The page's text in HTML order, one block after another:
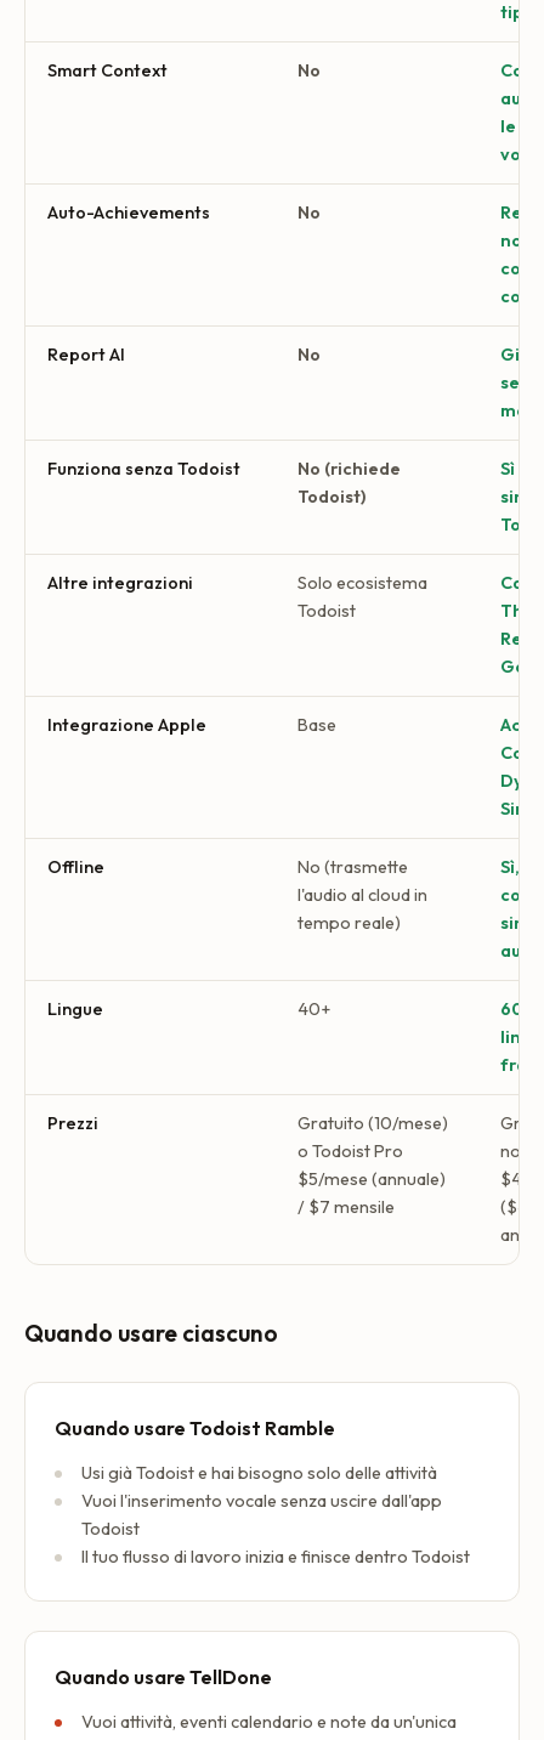
Smart Context No
le
voce
Auto-Achievements No
non
Report AI No
Funziona senza Todoist
No (richiede
Todoist)
Sì
Altre integrazioni
Solo ecosistema
Todoist
Integrazione Apple Base
Siri
Offline
No (trasmette
l'audio al cloud in
tempo reale)
Sì, a
con
Lingue 40+
60+
Prezzi
Gratuito (10/mese)
o Todoist Pro
$5/mese (annuale)
/ $7 mensile
Quando usare ciascuno
Quando usare Todoist Ramble
Usi già Todoist e hai bisogno solo delle attività
Vuoi l'inserimento vocale senza uscire dall'app
Todoist
Il tuo flusso di lavoro inizia e finisce dentro Todoist
Quando usare TellDone
Vuoi attività, eventi calendario e note da un'unica